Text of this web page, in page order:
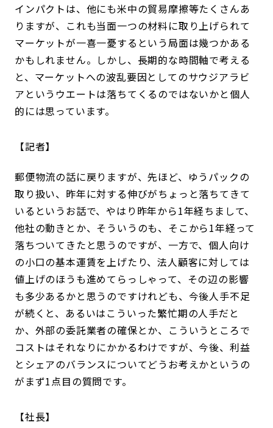
インパクトは、他にも米中の貿易摩擦等たくさんあ
りますが、これも当面一つの材料に取り上げられて
マーケットが一喜一憂するという局面は幾つかある
かもしれません。しかし、長期的な時間軸で考える
と、マーケットへの波乱要因としてのサウジアラビ
アというウエートは落ちてくるのではないかと個人
的には思っています。
記者
郵便物流の話に戻りますが、先ほど、ゆうパックの
取り扱い、昨年に対する伸びがちょっと落ちてきて
いるというお話で、やはり昨年から1年経ちまして、
他社の動きとか、そういうのも、そこから1年経って
落ちついてきたと思うのですが、一方で、個人向け
の小口の基本運賃を上げたり、法人顧客に対しては
値上げのほうも進めてらっしゃって、その辺の影響
も多少あるかと思うのですけれども、今後人手不足
が続くと、あるいはこういった繁忙期の人手だと
か、外部の委託業者の確保とか、こういうところで
コストはそれなりにかかるわけですが、今後、利益
とシェアのバランスについてどうお考えかというの
がまず1点目の質問です。
社長